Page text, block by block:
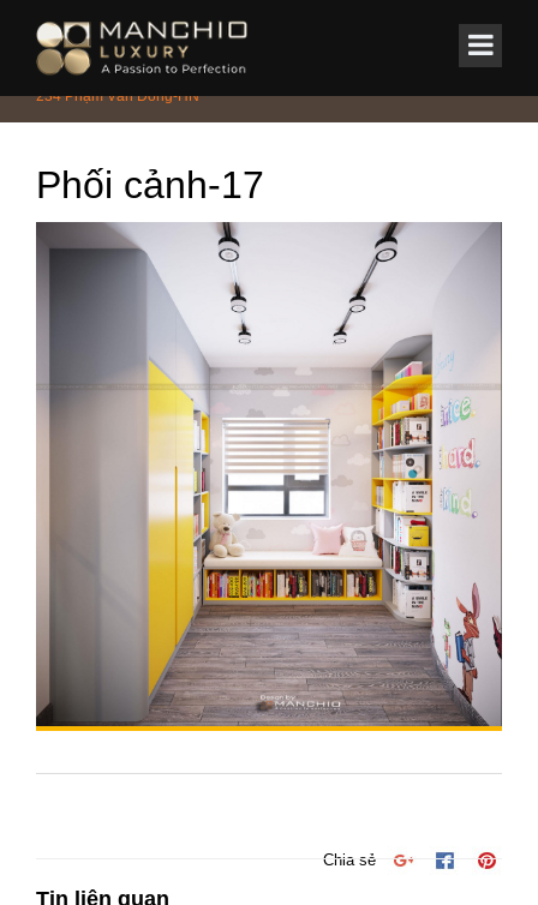
Home/CHUNG CƯ - PENTHOUSE - DUPLEX
Căn hộ Green Star –
234 Phạm Văn Đồng-HN
Phối cảnh-17
Chia sẻ
Tin liên quan